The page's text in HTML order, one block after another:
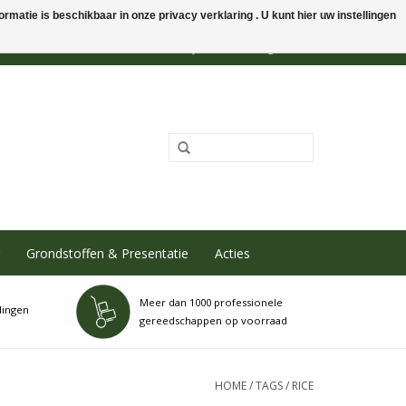
Grondstoffen & Presentatie Acties
Meer dan 1000 professionele
gereedschappen op voorraad
HOME/TAGS/ RICE
is beschikbaar in onze privacy verklaring . U kunt hier uw instellingen